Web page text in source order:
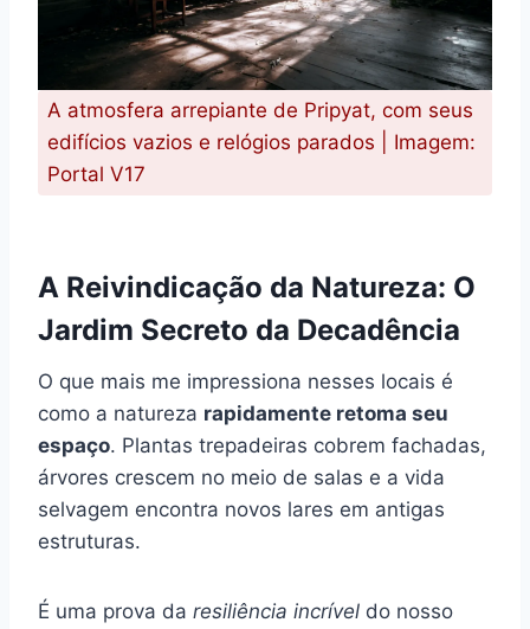
A atmosfera arrepiante de Pripyat, com seus
edifícios vazios e relógios parados | Imagem:
Portal V17
A Reivindicação da Natureza: O
Jardim Secreto da Decadência
O que mais me impressiona nesses locais é
como a natureza rapidamente retoma seu
espaço. Plantas trepadeiras cobrem fachadas,
árvores crescem no meio de salas e a vida
selvagem encontra novos lares em antigas
estruturas.
É uma prova da resiliência incrível do nosso